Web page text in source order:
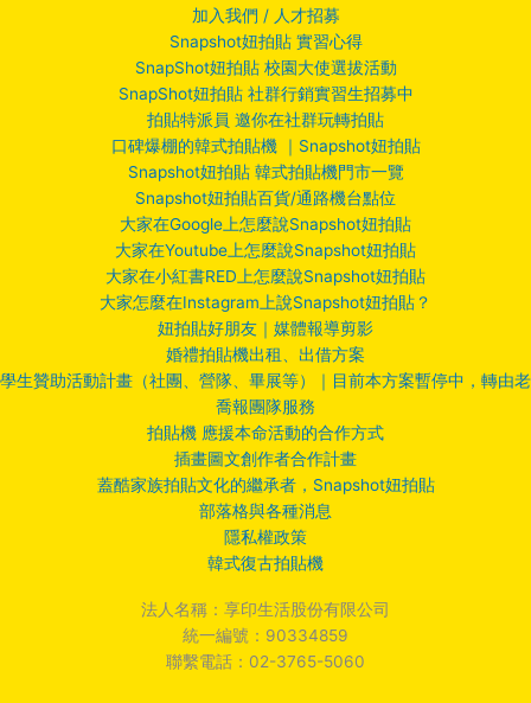
加入我們 / 人才招募
Snapshot妞拍貼 實習心得
SnapShot妞拍貼 校園大使選拔活動
SnapShot妞拍貼 社群行銷實習生招募中
拍貼特派員 邀你在社群玩轉拍貼
口碑爆棚的韓式拍貼機 ｜Snapshot妞拍貼
Snapshot妞拍貼 韓式拍貼機門市一覽
Snapshot妞拍貼百貨/通路機台點位
大家在Google上怎麼說Snapshot妞拍貼
大家在Youtube上怎麼說Snapshot妞拍貼
大家在小紅書RED上怎麼說Snapshot妞拍貼
大家怎麼在Instagram上說Snapshot妞拍貼？
妞拍貼好朋友｜媒體報導剪影
婚禮拍貼機出租、出借方案
學生贊助活動計畫（社團、營隊、畢展等）｜目前本方案暫停中，轉由老
喬報團隊服務
拍貼機 應援本命活動的合作方式
插畫圖文創作者合作計畫
蓋酷家族拍貼文化的繼承者，Snapshot妞拍貼
部落格與各種消息
隱私權政策
韓式復古拍貼機
法人名稱：享印生活股份有限公司
統一編號：90334859
聯繫電話：02-3765-5060